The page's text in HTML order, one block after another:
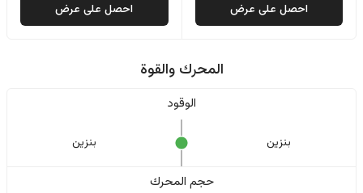
احصل على عرض احصل على عرض
المحرك والقوة
الوقود
بنزين بنزين
حجم المحرك